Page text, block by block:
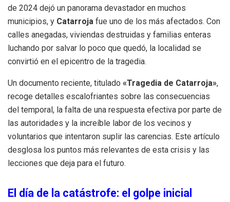
de 2024 dejó un panorama devastador en muchos
municipios, y Catarroja fue uno de los más afectados. Con
calles anegadas, viviendas destruidas y familias enteras
luchando por salvar lo poco que quedó, la localidad se
convirtió en el epicentro de la tragedia.
Un documento reciente, titulado «Tragedia de Catarroja»,
recoge detalles escalofriantes sobre las consecuencias
del temporal, la falta de una respuesta efectiva por parte de
las autoridades y la increíble labor de los vecinos y
voluntarios que intentaron suplir las carencias. Este artículo
desglosa los puntos más relevantes de esta crisis y las
lecciones que deja para el futuro.
El día de la catástrofe: el golpe inicial